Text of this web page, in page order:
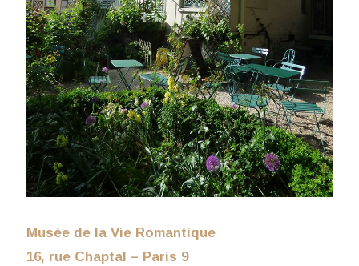
Musée de la Vie Romantique
16, rue Chaptal – Paris 9